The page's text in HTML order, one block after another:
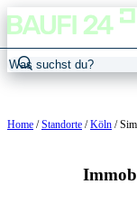
Home /Standorte /Köln /